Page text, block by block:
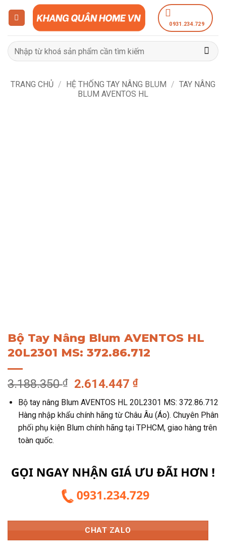
dung
0931.234.729
Tìm
kiếm:
TRANG CHỦ / HỆ THỐNG TAY NÂNG BLUM / TAY NÂNG
BLUM AVENTOS HL
Bộ Tay Nâng Blum AVENTOS HL
20L2301 MS: 372.86.712
3.188.350₫
Giá
gốc
là:
3.188.350 ₫.
2.614.447₫Giá
hiện
tại
là:
2.614.447 ₫.
Bộ tay nâng Blum AVENTOS HL 20L2301 MS: 372.86.712
Hàng nhập khẩu chính hãng từ Châu Âu (Áo). Chuyên Phân
phối phụ kiện Blum chính hãng tại TPHCM, giao hàng trên
toàn quốc.
CHAT ZALO